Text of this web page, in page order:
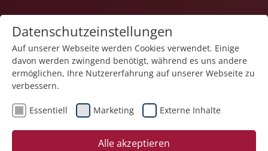
Service und Produkte
Datenschutzeinstellungen
Auf unserer Webseite werden Cookies verwendet. Einige
davon werden zwingend benötigt, während es uns andere
ermöglichen, Ihre Nutzererfahrung auf unserer Webseite zu
verbessern.
Essentiell Marketing Externe Inhalte
Alle akzeptieren